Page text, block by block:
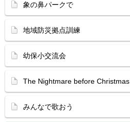
象の鼻パークで
地域防災拠点訓練
幼保小交流会
The Nightmare before Christmas
みんなで歌おう